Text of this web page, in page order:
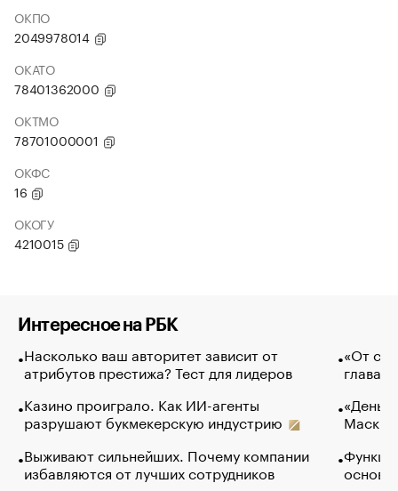
ОКПО
2049978014
ОКАТО
78401362000
ОКТМО
78701000001
ОКФС
16
ОКОГУ
4210015
Интересное на РБК
Насколько ваш авторитет зависит от
атрибутов престижа? Тест для лидеров
Казино проиграло. Как ИИ-агенты
разрушают букмекерскую индустрию
Выживают сильнейших. Почему компании
избавляются от лучших сотрудников
«От
глава
Маск в
основ